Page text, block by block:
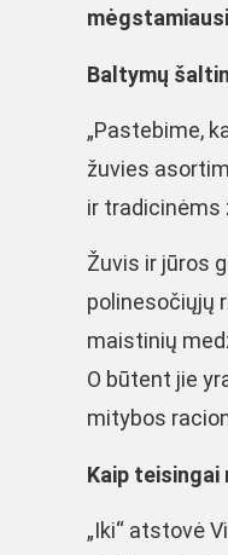
Baltymų
„Pastebime,
žuvies
ir tradicinėms
Žuvis ir jūros
polinesočiųjų
maistinių
O būtent jie
mitybos
Kaip teisingai
„Iki“ atstovė